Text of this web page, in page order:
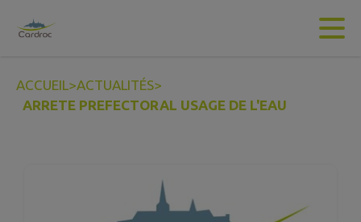
Contenu
ACCUEIL>ACTUALITÉS>
ARRETE PREFECTORAL USAGE DE L'EAU